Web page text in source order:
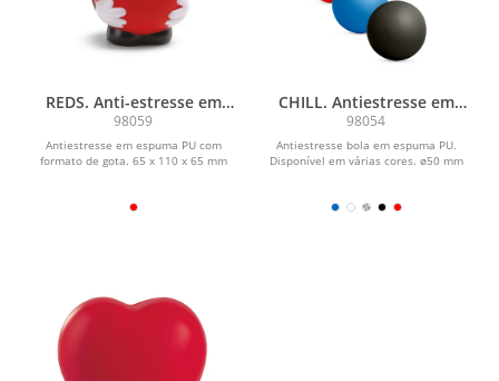
REDS. Anti-estresse em
espuma PU
98059
Antiestresse em espuma PU com
formato de gota. 65 x 110 x 65 mm
CHILL. Antiestresse em
espuma PU
98054
Antiestresse bola em espuma PU.
Disponível em várias cores. ø50 mm